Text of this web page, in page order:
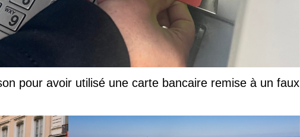
pour avoir utilisé une carte bancaire remise à un faux